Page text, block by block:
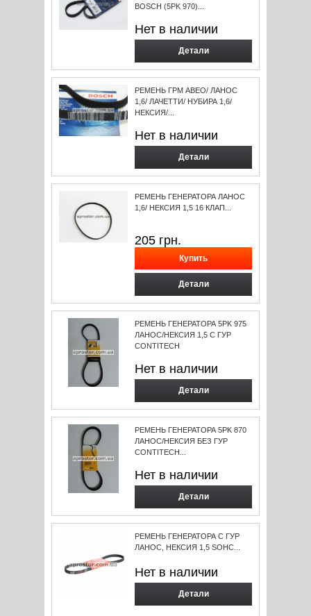
BOSCH (5PK 970)...
Нет в наличии
Детали
РЕМЕНЬ ГРМ АВЕО/ ЛАНОС
1,6/ ЛАЧЕТТИ/ НУБИРА 1,6/
НЕКСИЯ/...
Нет в наличии
Детали
РЕМЕНЬ ГЕНЕРАТОРА ЛАНОС
1,6/ НЕКСИЯ 1,5 16 КЛАП...
205 грн.
Детали
РЕМЕНЬ ГЕНЕРАТОРА 5PK 975
ЛАНОС/НЕКСИЯ 1,5 С ГУР
CONTITECH
Нет в наличии
Детали
РЕМЕНЬ ГЕНЕРАТОРА 5PK 870
ЛАНОС/НЕКСИЯ БЕЗ ГУР
CONTITECH...
Нет в наличии
Детали
РЕМЕНЬ ГЕНЕРАТОРА С ГУР
ЛАНОС, НЕКСИЯ 1,5 SOHC...
Нет в наличии
Детали